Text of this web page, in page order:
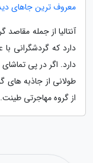
معروف ترین جاهای
آنتالیا از جمله
دارد که گردشگرانی
دارد. اگر در پی
طولانی از جاذبه های
از گروه مهاجرتی